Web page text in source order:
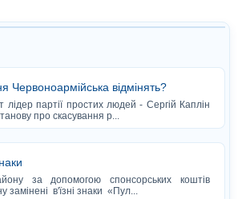
Червоноармійська відмінять?
лідер партії простих людей - Сергій Каплін
про скасування р...
за допомогою спонсорських коштів
замінені в'їзні знаки «Пул...